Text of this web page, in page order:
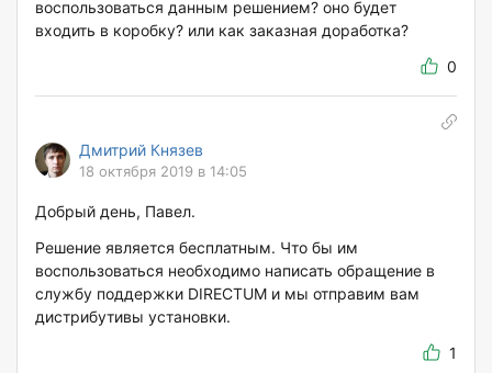
воспользоваться данным решением? оно будет
входить в коробку? или как заказная доработка?
0
Дмитрий Князев
18 октября 2019 в 14:05
Добрый день, Павел.
Решение является бесплатным. Что бы им
воспользоваться необходимо написать обращение в
службу поддержки DIRECTUM и мы отправим вам
дистрибутивы установки.
1